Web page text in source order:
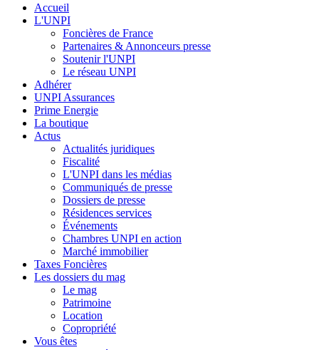
Accueil
L'UNPI
Foncières de France
Partenaires & Annonceurs presse
Soutenir l'UNPI
Le réseau UNPI
Adhérer
UNPI Assurances
Prime Energie
La boutique
Actus
Actualités juridiques
Fiscalité
L'UNPI dans les médias
Communiqués de presse
Dossiers de presse
Résidences services
Événements
Chambres UNPI en action
Marché immobilier
Taxes Foncières
Les dossiers du mag
Le mag
Patrimoine
Location
Copropriété
Vous êtes